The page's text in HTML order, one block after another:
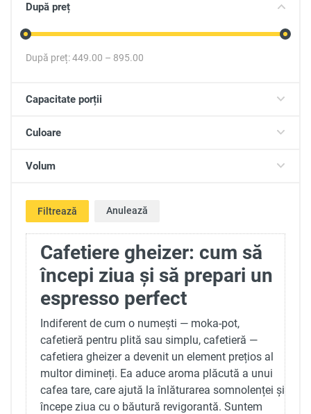
După preț
După preț:449.00 – 895.00
Capacitate porții
Culoare
Volum
Filtrează Anulează
Cafetiere gheizer: cum să
începi ziua și să prepari un
espresso perfect
Indiferent de cum o numești — moka-pot,
cafetieră pentru plită sau simplu, cafetieră —
cafetiera gheizer a devenit un element prețios al
multor dimineți. Ea aduce aroma plăcută a unui
cafea tare, care ajută la înlăturarea somnolenței și
începe ziua cu o băutură revigorantă. Suntem